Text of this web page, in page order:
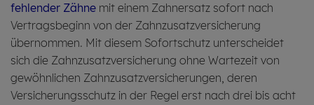
fehlender Zähne mit einem Zahnersatz sofort nach
Vertragsbeginn von der Zahn­zusatzversicherung
übernommen. Mit diesem Sofort­schutz unterscheidet
sich die Zahn­zusatz­versicherung ohne Wartezeit von
gewöhnlichen Zahn­zusatz­versicherungen, deren
Versicherungs­schutz in der Regel erst nach drei bis acht